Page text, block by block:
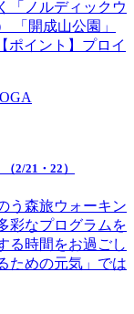
「ノルディックウ
「開成山公園」
ポイント】プロイ
2/21・22）
う森旅ウォーキン
彩なプログラムを
る時間をお過ごし
ための元気」では